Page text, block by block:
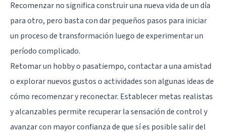
Recomenzar no significa construir una nueva vida de un día
para otro, pero basta con dar pequeños pasos para iniciar
un proceso de transformación luego de experimentar un
período complicado.
Retomar un hobby o pasatiempo, contactar a una amistad
o explorar nuevos gustos o actividades son algunas ideas de
cómo recomenzar y reconectar. Establecer metas realistas
y alcanzables permite recuperar la sensación de control y
avanzar con mayor confianza de que sí es posible salir del